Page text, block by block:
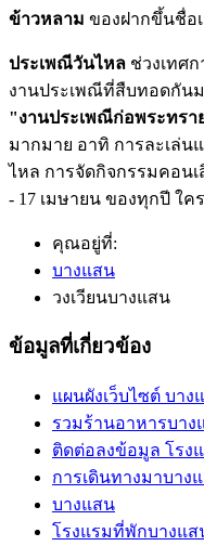
ข้าวหลาม ของฝากขึ้นชื่อ
ประเพณีวันไหล ช่วงเทศ
งานประเพณีที่สืบทอดกัน
"งานประเพณีก่อพระทรา
มากมาย อาทิ การละเล่
ไหล การจัดกิจกรรมคอน
- 17 เมษายน ของทุกปี ใค
คุณอยู่ที่:
บางแสน
วงเวียนบางแสน
ข้อมูลที่เกี่ยวข้อง
แผนผังเว็บไซต์ บาง
รวมร้านอาหารบาง
ติดต่อลงข้อมูล โรง
การเดินทางมาบางแ
บางแสน
โรงแรมที่พักบางแ